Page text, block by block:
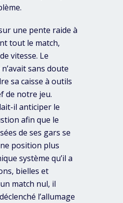
une pente raide à
tout le match,
vitesse. Le
sans doute
sa caisse à outils
de notre jeu.
il anticiper le
afin que le
de ses gars se
position plus
système qu’il a
bielles et
match nul, il
l’allumage